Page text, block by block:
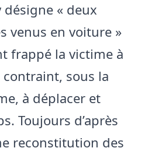
« deux
venus en voiture »
frappé la victime à
sous la
à déplacer et
Toujours d’après
reconstitution des